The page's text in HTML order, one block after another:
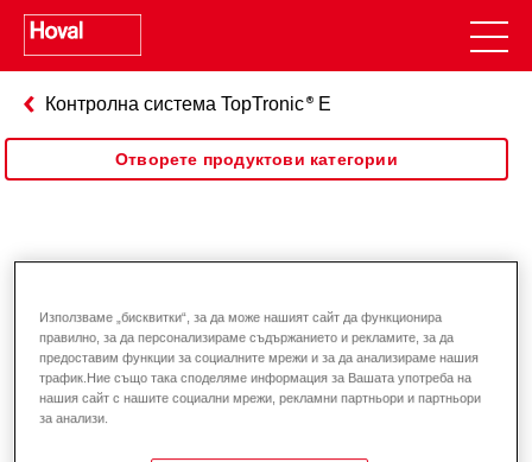
Контролна система TopTronic E
Отворете продуктови категории
Използваме „бисквитки“, за да може нашият сайт да функционира
правилно, за да персонализираме съдържанието и рекламите, за да
предоставим функции за социалните мрежи и за да анализираме нашия
трафик.Ние също така споделяме информация за Вашата употреба на
нашия сайт с нашите социални мрежи, рекламни партньори и партньори
за анализи.